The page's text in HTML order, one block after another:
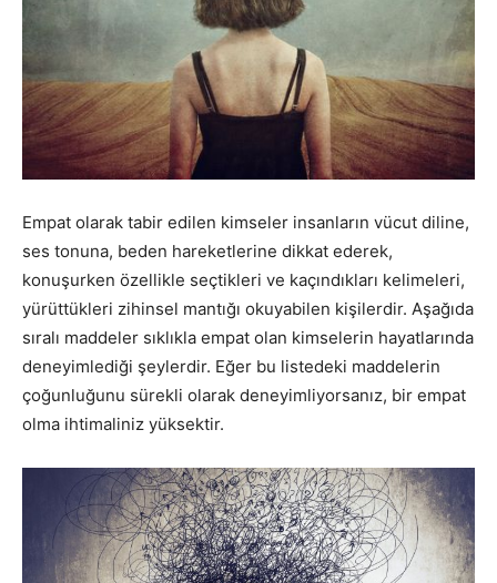
Empat olarak tabir edilen kimseler insanların vücut diline,
ses tonuna, beden hareketlerine dikkat ederek,
konuşurken özellikle seçtikleri ve kaçındıkları kelimeleri,
yürüttükleri zihinsel mantığı okuyabilen kişilerdir. Aşağıda
sıralı maddeler sıklıkla empat olan kimselerin hayatlarında
deneyimlediği şeylerdir. Eğer bu listedeki maddelerin
çoğunluğunu sürekli olarak deneyimliyorsanız, bir empat
olma ihtimaliniz yüksektir.